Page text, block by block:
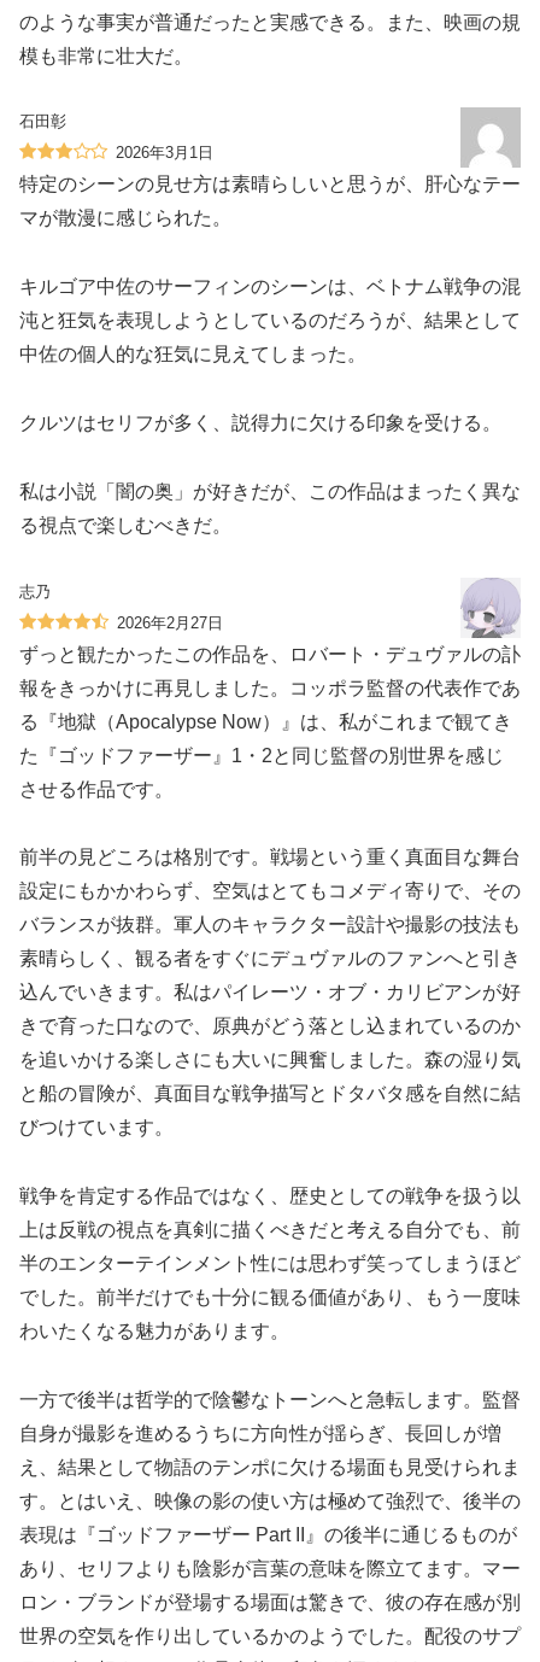
のような事実が普通だったと実感できる。また、映画の規
模も非常に壮大だ。
石田彰
2026年3月1日
特定のシーンの見せ方は素晴らしいと思うが、肝心なテー
マが散漫に感じられた。
キルゴア中佐のサーフィンのシーンは、ベトナム戦争の混
沌と狂気を表現しようとしているのだろうが、結果として
中佐の個人的な狂気に見えてしまった。
クルツはセリフが多く、説得力に欠ける印象を受ける。
私は小説「闇の奥」が好きだが、この作品はまったく異な
る視点で楽しむべきだ。
志乃
2026年2月27日
ずっと観たかったこの作品を、ロバート・デュヴァルの訃
報をきっかけに再見しました。コッポラ監督の代表作であ
る『地獄（Apocalypse Now）』は、私がこれまで観てき
た『ゴッドファーザー』1・2と同じ監督の別世界を感じ
させる作品です。
前半の見どころは格別です。戦場という重く真面目な舞台
設定にもかかわらず、空気はとてもコメディ寄りで、その
バランスが抜群。軍人のキャラクター設計や撮影の技法も
素晴らしく、観る者をすぐにデュヴァルのファンへと引き
込んでいきます。私はパイレーツ・オブ・カリビアンが好
きで育った口なので、原典がどう落とし込まれているのか
を追いかける楽しさにも大いに興奮しました。森の湿り気
と船の冒険が、真面目な戦争描写とドタバタ感を自然に結
びつけています。
戦争を肯定する作品ではなく、歴史としての戦争を扱う以
上は反戦の視点を真剣に描くべきだと考える自分でも、前
半のエンターテインメント性には思わず笑ってしまうほど
でした。前半だけでも十分に観る価値があり、もう一度味
わいたくなる魅力があります。
一方で後半は哲学的で陰鬱なトーンへと急転します。監督
自身が撮影を進めるうちに方向性が揺らぎ、長回しが増
え、結果として物語のテンポに欠ける場面も見受けられま
す。とはいえ、映像の影の使い方は極めて強烈で、後半の
表現は『ゴッドファーザー Part II』の後半に通じるものが
あり、セリフよりも陰影が言葉の意味を際立てます。マー
ロン・ブランドが登場する場面は驚きで、彼の存在感が別
世界の空気を作り出しているかのようでした。配役のサプ